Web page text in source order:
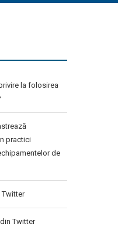
la folosirea
practici
de
Twitter
Twitter